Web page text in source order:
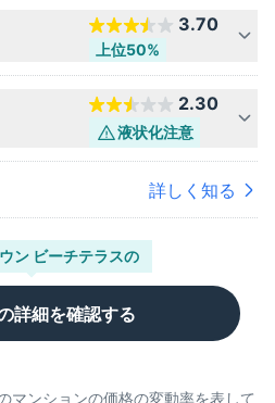
3.70
上位50%
2.30
液状化注意
詳しく知る
ン ビーチテラスの
詳細を確認する
マンションの価格の変動率を表して